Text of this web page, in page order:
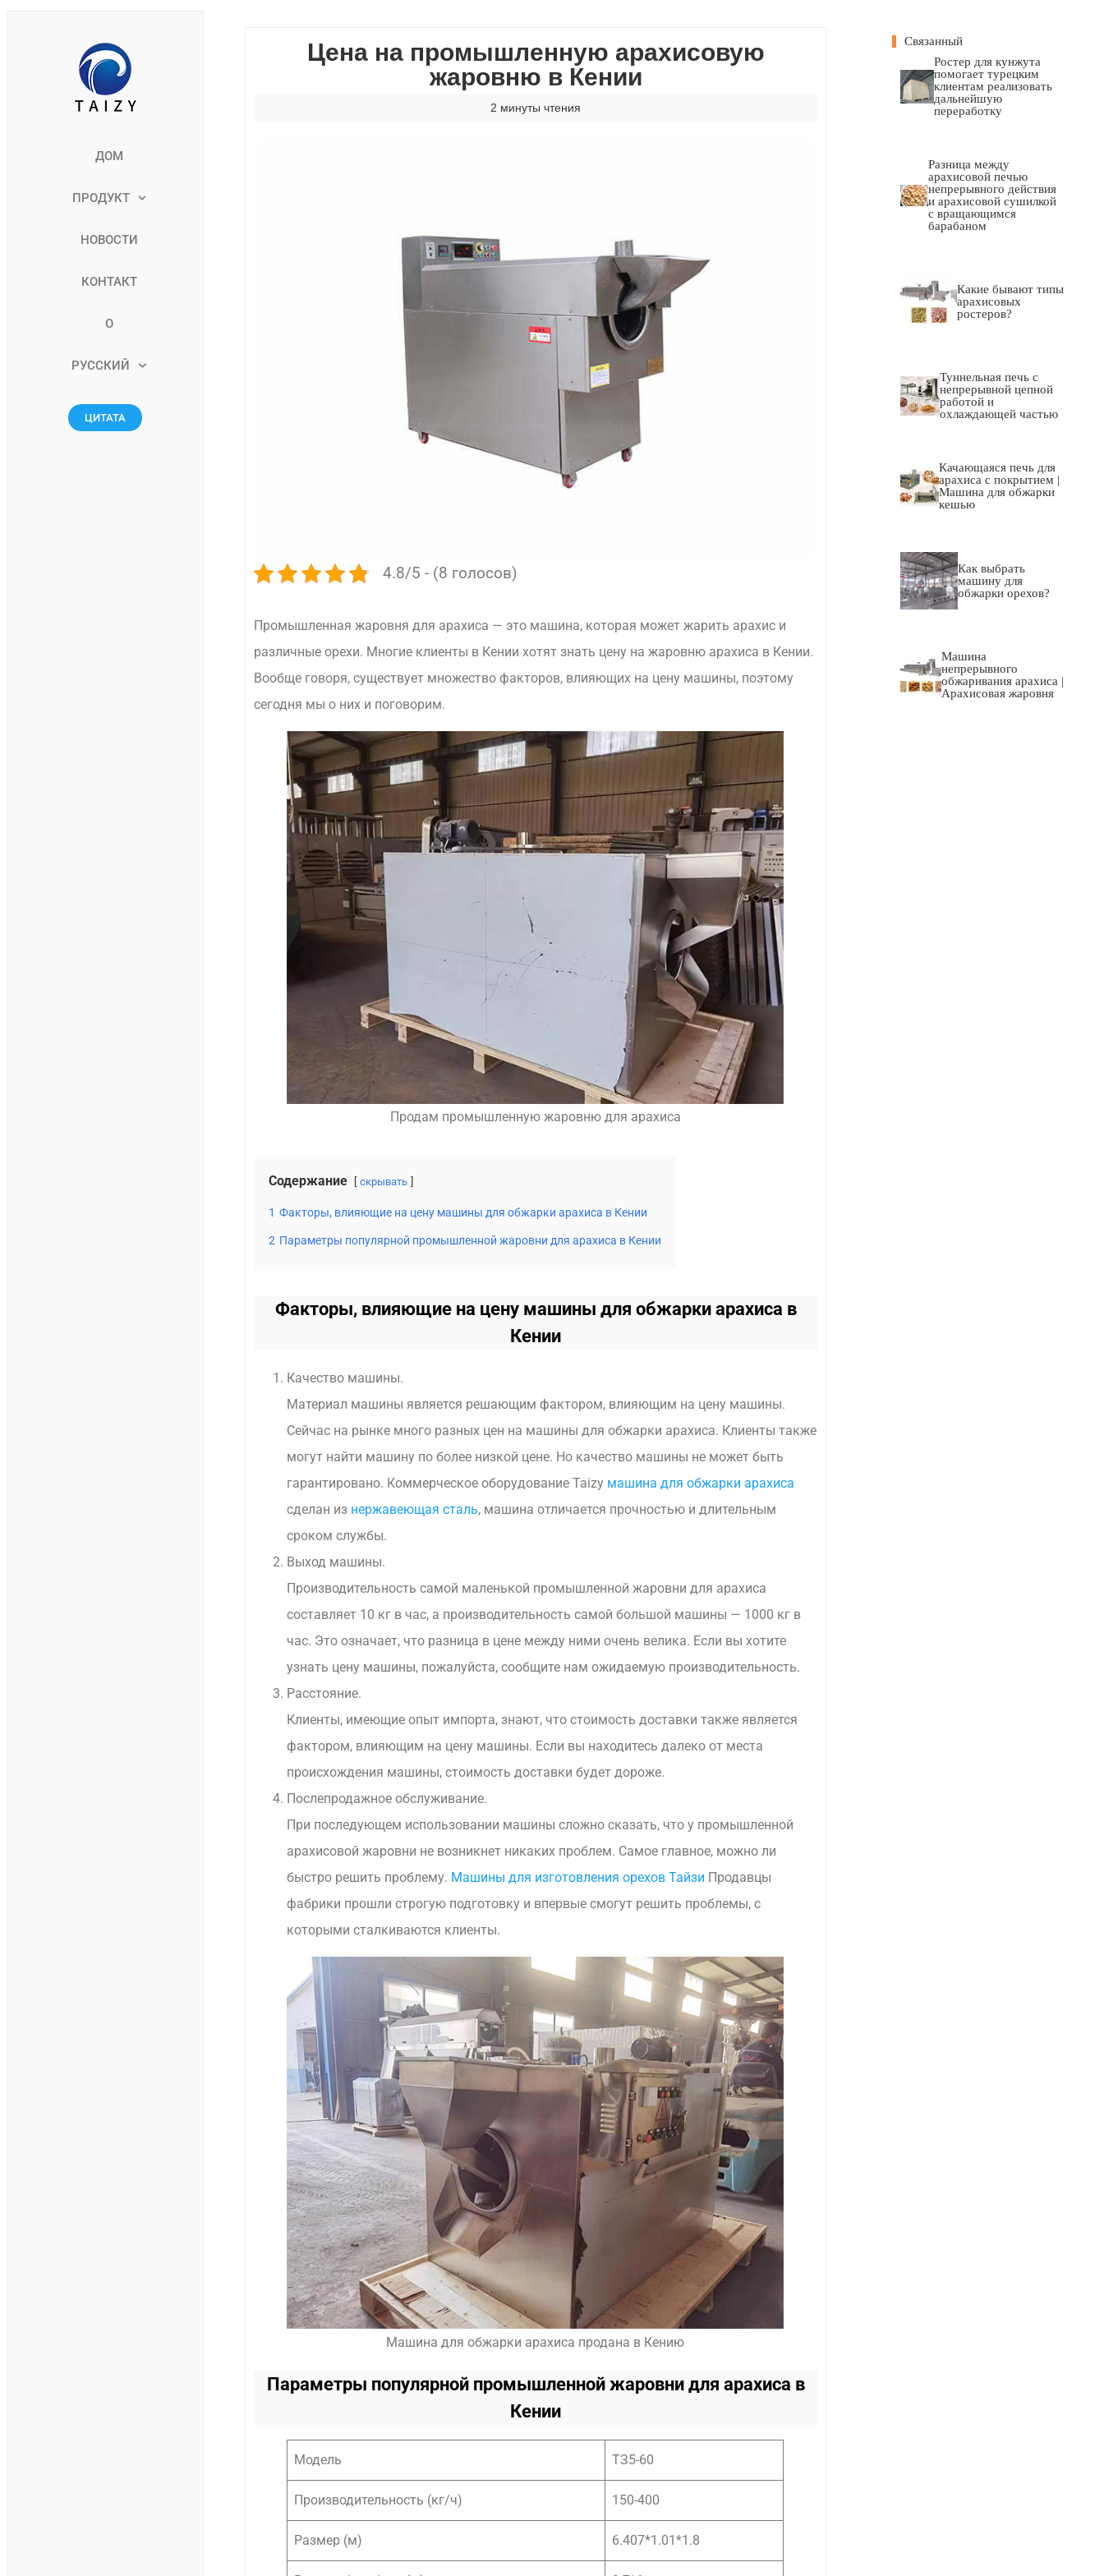
ДОМ
ПРОДУКТ
НОВОСТИ
КОНТАКТ
О
РУССКИЙ
ЦИТАТА
Цена на промышленную арахисовую
жаровню в Кении
2 минуты чтения
4.8/5 - (8 голосов)
Промышленная жаровня для арахиса — это машина, которая может жарить арахис и
различные орехи. Многие клиенты в Кении хотят знать цену на жаровню арахиса в Кении.
Вообще говоря, существует множество факторов, влияющих на цену машины, поэтому
сегодня мы о них и поговорим.
Продам промышленную жаровню для арахиса
Содержание скрывать
1 Факторы, влияющие на цену машины для обжарки арахиса в Кении
2 Параметры популярной промышленной жаровни для арахиса в Кении
Факторы, влияющие на цену машины для обжарки арахиса в
Кении
Качество машины.
Материал машины является решающим фактором, влияющим на цену машины.
Сейчас на рынке много разных цен на машины для обжарки арахиса. Клиенты также
могут найти машину по более низкой цене. Но качество машины не может быть
гарантировано. Коммерческое оборудование Taizy машина для обжарки арахиса
сделан из нержавеющая сталь, машина отличается прочностью и длительным
сроком службы.
Выход машины.
Производительность самой маленькой промышленной жаровни для арахиса
составляет 10 кг в час, а производительность самой большой машины — 1000 кг в
час. Это означает, что разница в цене между ними очень велика. Если вы хотите
узнать цену машины, пожалуйста, сообщите нам ожидаемую производительность.
Расстояние.
Клиенты, имеющие опыт импорта, знают, что стоимость доставки также является
фактором, влияющим на цену машины. Если вы находитесь далеко от места
происхождения машины, стоимость доставки будет дороже.
Послепродажное обслуживание.
При последующем использовании машины сложно сказать, что у промышленной
арахисовой жаровни не возникнет никаких проблем. Самое главное, можно ли
быстро решить проблему. Машины для изготовления орехов Тайзи Продавцы
фабрики прошли строгую подготовку и впервые смогут решить проблемы, с
которыми сталкиваются клиенты.
Машина для обжарки арахиса продана в Кению
Параметры популярной промышленной жаровни для арахиса в
Кении
Модель ТЗ5-60
Производительность (кг/ч) 150-400
Размер (м) 6.407*1.01*1.8
Связанный
Ростер для кунжута
помогает турецким
клиентам реализовать
дальнейшую
переработку
Разница между
арахисовой печью
непрерывного действия
и арахисовой сушилкой
с вращающимся
барабаном
Какие бывают типы
арахисовых
ростеров?
Туннельная печь с
непрерывной цепной
работой и
охлаждающей частью
Качающаяся печь для
арахиса с покрытием |
Машина для обжарки
кешью
Как выбрать
машину для
обжарки орехов?
Машина
непрерывного
обжаривания арахиса |
Арахисовая жаровня